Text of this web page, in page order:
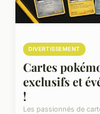
DIVERTISSEMENT
Cartes
exclusifs et
!
Les passionnés de